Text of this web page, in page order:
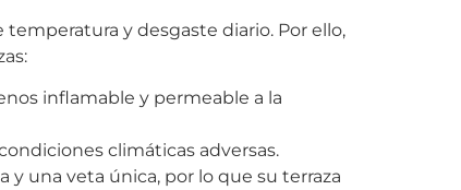
y desgaste diario. Por ello,
inflamable y permeable a la
climáticas adversas.
y una veta única, por lo que su terraza